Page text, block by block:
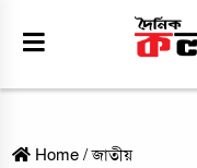
Home /জাতীয়